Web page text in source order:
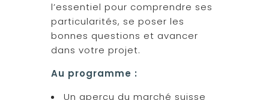
l’essentiel pour comprendre ses
particularités, se poser les
bonnes questions et avancer
dans votre projet.
Au programme :
Un aperçu du marché suisse